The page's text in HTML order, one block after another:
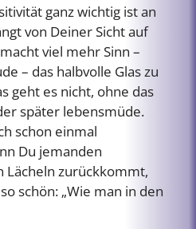
ganz wichtig ist an
von Deiner Sicht auf
viel mehr Sinn –
– das halbvolle Glas zu
geht es nicht, ohne das
später lebensmüde.
schon einmal
Du jemanden
Lächeln zurückkommt,
schön: „Wie man in den